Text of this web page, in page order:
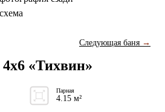
Следующая баня →
«Тихвин»
Парная
4.15 м²